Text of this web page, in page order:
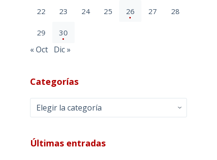
22 23 24 25 26 27 28
29 30
« Oct Dic »
Categorías
Categorías
Últimas entradas